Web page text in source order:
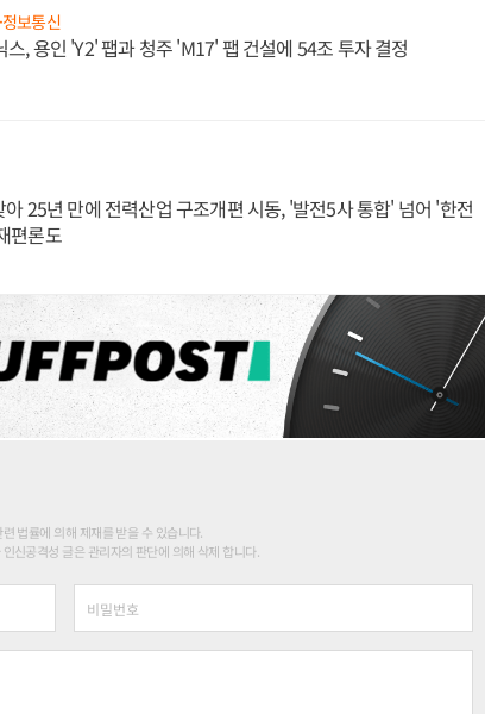
정보통신
스, 용인 'Y2' 팹과 청주 'M17' 팹 건설에 54조 투자 결정
25년 만에 전력산업 구조개편 시동, '발전5사 통합' 넘어 '한전
편론도
법률에 의해 제재를 받을 수 있습니다.
신공격성 글은 관리자의 판단에 의해 삭제 합니다.